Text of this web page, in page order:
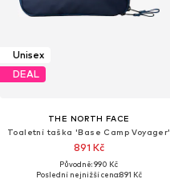
Unisex
DEAL
THE NORTH FACE
Toaletní taška 'Base Camp Voyager'
891 Kč
Původně: 990 Kč
Poslední nejnižší cena:891 Kč